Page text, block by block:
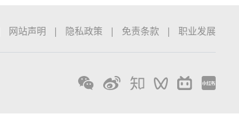
网站声明 | 隐私政策 | 免责条款 | 职业发展